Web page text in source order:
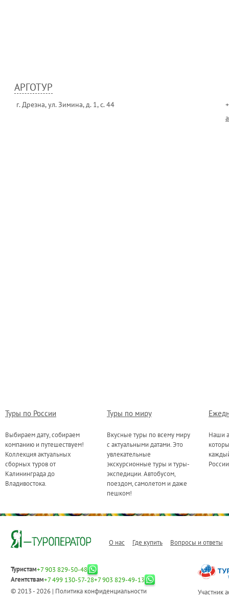
АРГОТУР
г. Дрезна, ул. Зимина, д. 1, с. 44
Туры по России
Выбираем дату, собираем
компанию и путешествуем!
Коллекция актуальных
сборных туров от
Калининграда до
Владивостока.
Туры по миру
Вкусные туры по всему миру
с актуальными датами. Это
увлекательные
экскурсионные туры и туры-
экспедиции. Автобусом,
поездом, самолетом и даже
пешком!
Наши
О нас Где купить Вопросы и ответы
Туристам+7 903 829-50-48
Агентствам+7 499 130-57-28+7 903 829-49-13
© 2013 - 2026 | Политика конфиденциальности Участник